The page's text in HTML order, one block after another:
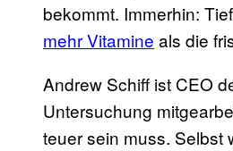
bekommt. Immerhin:
mehr Vitamine als die
Andrew Schiff ist CEO
Untersuchung
teuer sein muss. Selbst